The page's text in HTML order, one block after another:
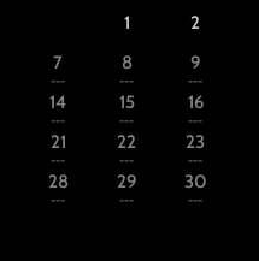
1
2
7
---
8
---
9
---
14
---
15
---
16
---
21
---
22
---
23
---
28
---
29
---
30
---